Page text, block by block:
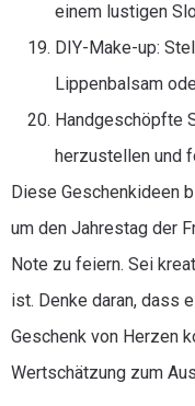
einem lustigen
DIY-Make-up:
Lippenbalsam
Handgeschöpfte
herzustellen und
Diese Geschenkideen
um den Jahrestag der
Note zu feiern. Sei
ist. Denke daran, dass
Geschenk von Herzen
Wertschätzung zum